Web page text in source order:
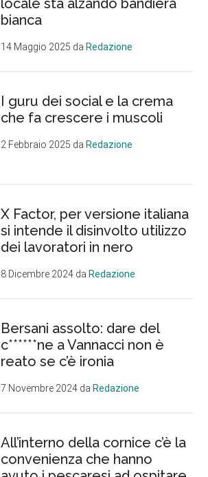
bianca
14 Maggio 2025 daRedazione
I guru dei social e la crema
che fa crescere i muscoli
2 Febbraio 2025 daRedazione
X Factor, per versione italiana
si intende il disinvolto utilizzo
dei lavoratori in nero
8 Dicembre 2024 daRedazione
Bersani assolto: dare del
c******ne a Vannacci non è
reato se c’è ironia
7 Novembre 2024 daRedazione
All’interno della cornice c’è la
convenienza che hanno